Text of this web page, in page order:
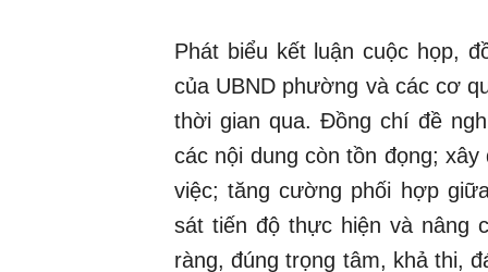
Phát biểu kết luận cuộc họp,
của UBND phường và các cơ
thời gian qua. Đồng chí đề
các nội dung còn tồn đọng;
việc; tăng cường phối hợp
sát tiến độ thực hiện và nâng
ràng, đúng trọng tâm, khả thi,